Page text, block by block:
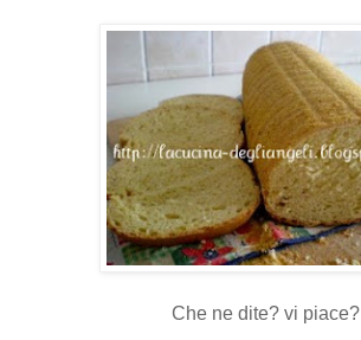
Che ne dite? vi piace?